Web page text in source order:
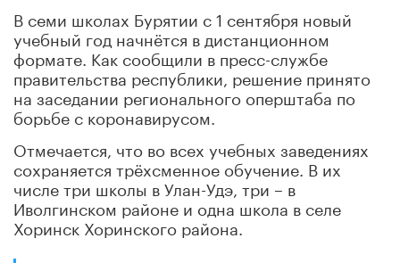
В семи школах Бурятии с 1 сентября новый
учебный год начнётся в дистанционном
формате. Как сообщили в пресс-службе
правительства республики, решение принято
на заседании регионального оперштаба по
борьбе с коронавирусом.
Отмечается, что во всех учебных заведениях
сохраняется трёхсменное обучение. В их
числе три школы в Улан-Удэ, три – в
Иволгинском районе и одна школа в селе
Хоринск Хоринского района.